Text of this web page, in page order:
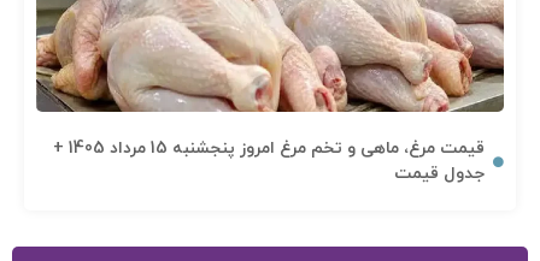
قیمت مرغ، ماهی و تخم مرغ امروز پنجشنبه 15 مرداد 1405 +
جدول قیمت